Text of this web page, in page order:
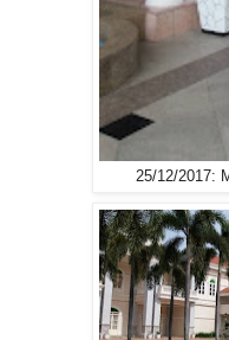
25/12/2017: